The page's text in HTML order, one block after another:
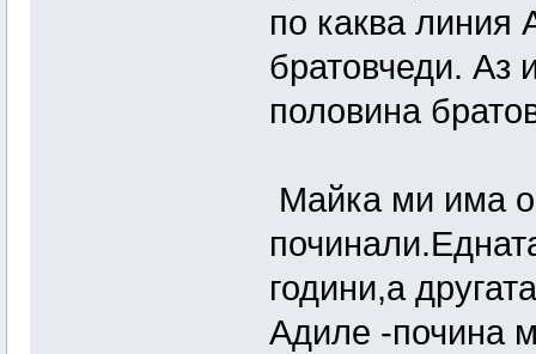
по каква линия
братовчеди. Аз
половина
Майка ми има
години,а другата
Адиле -почина